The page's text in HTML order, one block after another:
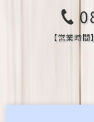
【営業時